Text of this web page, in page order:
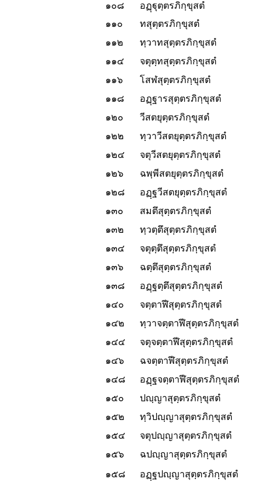
๑๐๘
อฏฺฐุตฺตรภิกฺขุสตํ
๑๑๐
ทสุตฺตรภิกฺขุสตํ
๑๑๒
ทฺวาทสุตฺตรภิกฺขุสตํ
๑๑๔
จตุตฺทสุตฺตรภิกฺขุสตํ
๑๑๖
โสฬสุตฺตรภิกฺขุสตํ
๑๑๘
อฏฺฐารสุตฺตรภิกฺขุสตํ
๑๒๐
วีสตยุตฺตรภิกฺขุสตํ
๑๒๒
ทฺวาวีสตยุตฺตรภิกฺขุสตํ
๑๒๔
จตุวีสตยุตฺตรภิกฺขุสตํ
๑๒๖
ฉพฺพีสตยุตฺตรภิกฺขุสตํ
๑๒๘
อฏฺฐวีสตยุตฺตรภิกฺขุสตํ
๑๓๐
สมตึสุตฺตรภิกฺขุสตํ
๑๓๒
ทฺวตฺตึสุตฺตรภิกฺขุสตํ
๑๓๔
จตุตฺตึสุตฺตรภิกฺขุสตํ
๑๓๖
ฉตฺตึสุตฺตรภิกฺขุสตํ
๑๓๘
อฏฺฐตฺตึสุตฺตรภิกฺขุสตํ
๑๔๐
จตฺตาฬีสุตฺตรภิกฺขุสตํ
๑๔๒
ทฺวาจตฺตาฬีสุตฺตรภิกฺขุสตํ
๑๔๔
จตุจตฺตาฬีสุตฺตรภิกฺขุสตํ
๑๔๖
ฉจตฺตาฬีสุตฺตรภิกฺขุสตํ
๑๔๘
อฏฺฐจตฺตาฬีสุตฺตรภิกฺขุสตํ
๑๕๐
ปญฺญาสุตฺตรภิกฺขุสตํ
๑๕๒
ทฺวิปญฺญาสุตฺตรภิกฺขุสตํ
๑๕๔
จตุปญฺญาสุตฺตรภิกฺขุสตํ
๑๕๖
ฉปญฺญาสุตฺตรภิกฺขุสตํ
๑๕๘
อฏฺฐปญฺญาสุตฺตรภิกฺขุสตํ